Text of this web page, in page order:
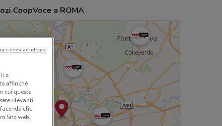
CoopVoce a ROMA
o
affinché
cui queste
rilevanti.
clic
Sito web.
senza accettare